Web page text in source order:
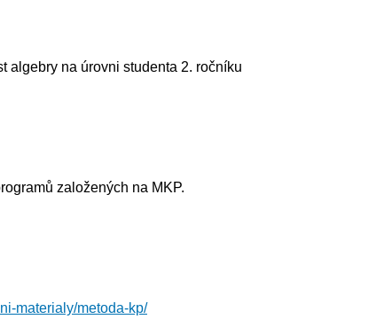
algebry na úrovni studenta 2. ročníku
založených na MKP.
materialy/metoda-kp/